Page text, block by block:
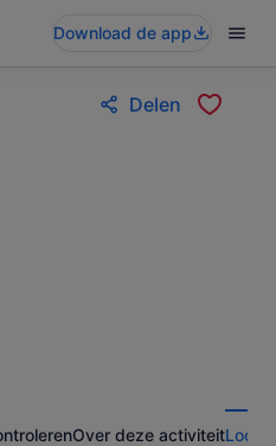
Download de app
Delen
Over deze activiteit